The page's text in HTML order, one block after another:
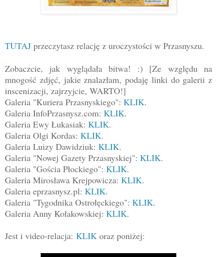
TUTAJ przeczytasz relację z uroczystości w Przasnyszu.
Zobaczcie, jak wyglądała bitwa! :) [Ze względu na
mnogość zdjęć, jakie znalazłam, podaję linki do galerii z
inscenizacji, zajrzyjcie, WARTO!]
Galeria "Kuriera Przasnyskiego": KLIK.
Galeria InfoPrzasnysz.com: KLIK.
Galeria Ewy Łukasiak: KLIK.
Galeria Olgi Kordas: KLIK.
Galeria Luizy Dawidziuk: KLIK.
Galeria "Nowej Gazety Przasnyskiej": KLIK.
Galeria "Gościa Płockiego": KLIK.
Galeria Mirosława Krejpowicza: KLIK.
Galeria eprzasnysz.pl: KLIK.
Galeria "Tygodnika Ostrołęckiego": KLIK.
Galeria Anny Kołakowskiej: KLIK.
Jest i video-relacja: KLIK oraz poniżej: